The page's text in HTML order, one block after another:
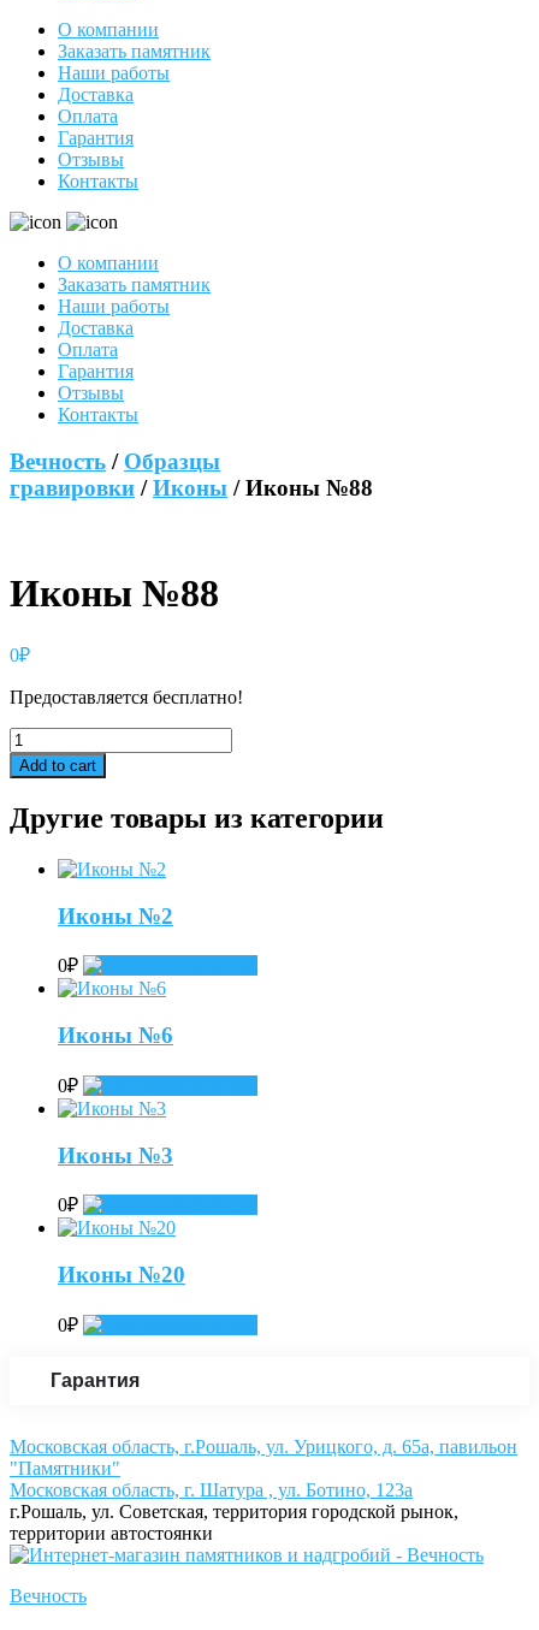
О компании
Заказать памятник
Наши работы
Доставка
Оплата
Гарантия
Отзывы
Контакты
О компании
Заказать памятник
Наши работы
Доставка
Оплата
Гарантия
Отзывы
Контакты
Вечность / Образцы
гравировки /Иконы / Иконы №88
Иконы №88
0₽
Предоставляется бесплатно!
Иконы
№88
quantity
Add to cart
Другие товары из категории
Иконы №2
0₽
Иконы №6
0₽
Иконы №3
0₽
Иконы №20
0₽
Гарантия
Московская область, г.Рошаль, ул. Урицкого, д. 65а, павильон
"Памятники"
Московская область, г. Шатура , ул. Ботино, 123а
г.Рошаль, ул. Советская, территория городской рынок,
территории автостоянки
Вечность